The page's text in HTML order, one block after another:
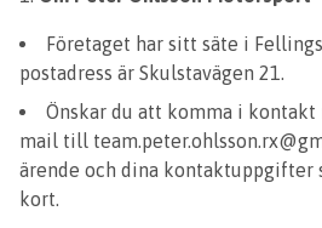
Företaget har sitt säte i
postadress är Skulstavägen 21.
Önskar du att komma i kontakt
mail till
ärende och dina kontaktuppgifter
kort.